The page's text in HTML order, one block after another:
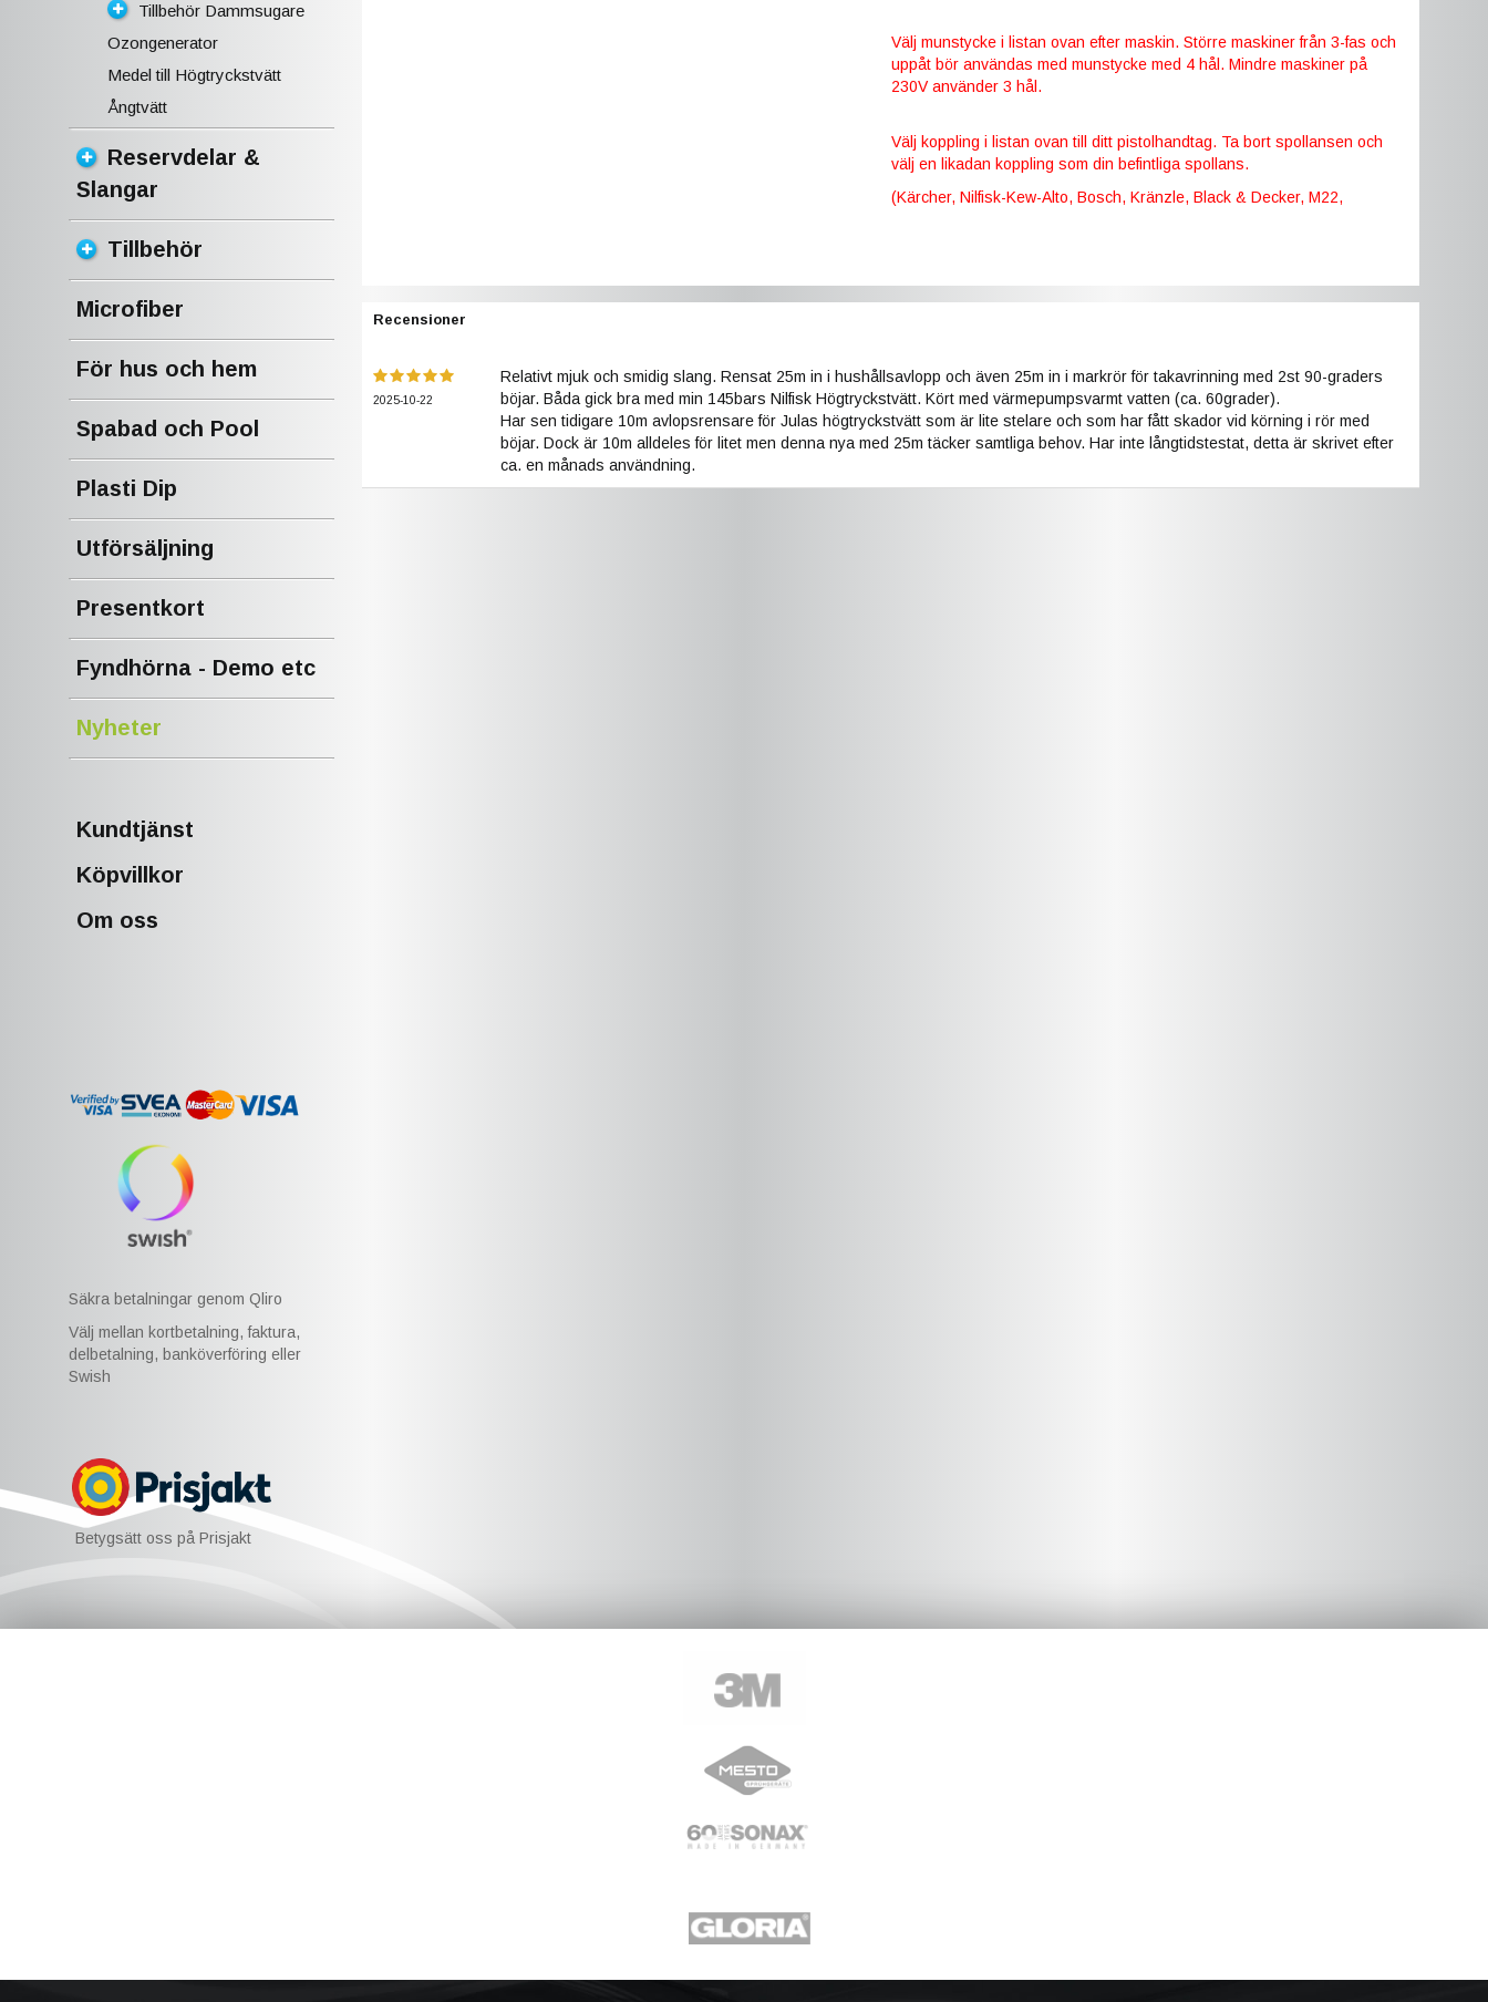
Tillbehör Dammsugare
Ozongenerator
Medel till Högtryckstvätt
Ångtvätt
Reservdelar &
Slangar
Tillbehör
Microfiber
För hus och hem
Spabad och Pool
Plasti Dip
Utförsäljning
Presentkort
Fyndhörna - Demo etc
Nyheter
Kundtjänst
Köpvillkor
Om oss
Säkra betalningar genom Qliro
Välj mellan kortbetalning, faktura,
delbetalning, banköverföring eller
Swish
Betygsätt oss på Prisjakt
Välj munstycke i listan ovan efter maskin. Större maskiner från 3-fas och
uppåt bör användas med munstycke med 4 hål. Mindre maskiner på
230V använder 3 hål.
Välj koppling i listan ovan till ditt pistolhandtag. Ta bort spollansen och
välj en likadan koppling som din befintliga spollans.
(Kärcher, Nilfisk-Kew-Alto, Bosch, Kränzle, Black & Decker, M22,
Recensioner
2025-10-22
Relativt mjuk och smidig slang. Rensat 25m in i hushållsavlopp och även 25m in i markrör för takavrinning med 2st 90-graders
böjar. Båda gick bra med min 145bars Nilfisk Högtryckstvätt. Kört med värmepumpsvarmt vatten (ca. 60grader).
Har sen tidigare 10m avlopsrensare för Julas högtryckstvätt som är lite stelare och som har fått skador vid körning i rör med
böjar. Dock är 10m alldeles för litet men denna nya med 25m täcker samtliga behov. Har inte långtidstestat, detta är skrivet efter
ca. en månads användning.